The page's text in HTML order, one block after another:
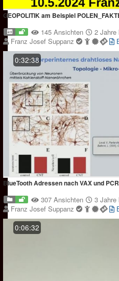
GEOPOLITIK am Beispiel
145 Ansichten
2 Jahre
Franz Josef Suppanz
0:32:38
BlueTooth Adressen nach VAX und
307 Ansichten
3 Jahre
Franz Josef Suppanz
0:06:32